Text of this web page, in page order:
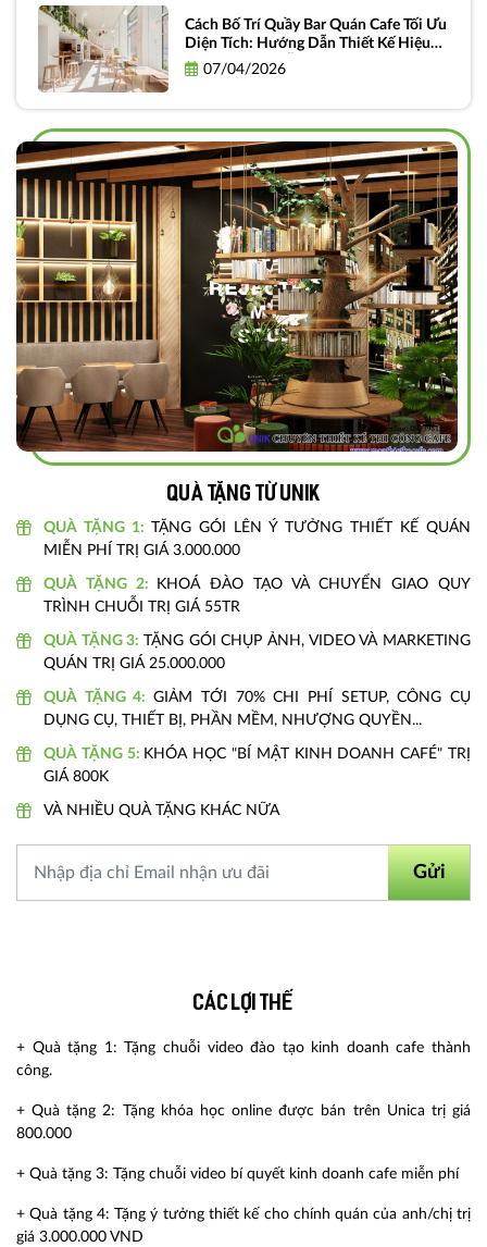
Cách Bố Trí Quầy Bar Quán Cafe Tối Ưu
Diện Tích: Hướng Dẫn Thiết Kế Hiệu
Quả và Thực Tiễn
07/04/2026
Quà tặng từ unik
QUÀ TẶNG 1: TẶNG GÓI LÊN Ý TƯỞNG THIẾT KẾ QUÁN
MIỄN PHÍ TRỊ GIÁ 3.000.000
QUÀ TẶNG 2:
KHOÁ ĐÀO TẠO VÀ CHUYỂN GIAO QUY
TRÌNH CHUỖI TRỊ GIÁ 55TR
QUÀ TẶNG 3: TẶNG GÓI CHỤP ẢNH, VIDEO VÀ MARKETING
QUÁN TRỊ GIÁ 25.000.000
QUÀ TẶNG 4:GIẢM TỚI 70% CHI PHÍ SETUP, CÔNG CỤ
DỤNG CỤ, THIẾT BỊ, PHẦN MỀM, NHƯỢNG QUYỀN...
QUÀ TẶNG 5: KHÓA HỌC "BÍ MẬT KINH DOANH CAFÉ" TRỊ
GIÁ 800K
VÀ NHIỀU QUÀ TẶNG KHÁC NỮA
Gửi
Các lợi thế
+ Quà tặng 1: Tặng chuỗi video đào tạo kinh doanh cafe thành
công.
+ Quà tặng 2: Tặng khóa học online được bán trên Unica trị giá
800.000
+ Quà tặng 3: Tặng chuỗi video bí quyết kinh doanh cafe miễn phí
+ Quà tặng 4: Tặng ý tưởng thiết kế cho chính quán của anh/chị trị
giá 3.000.000 VND